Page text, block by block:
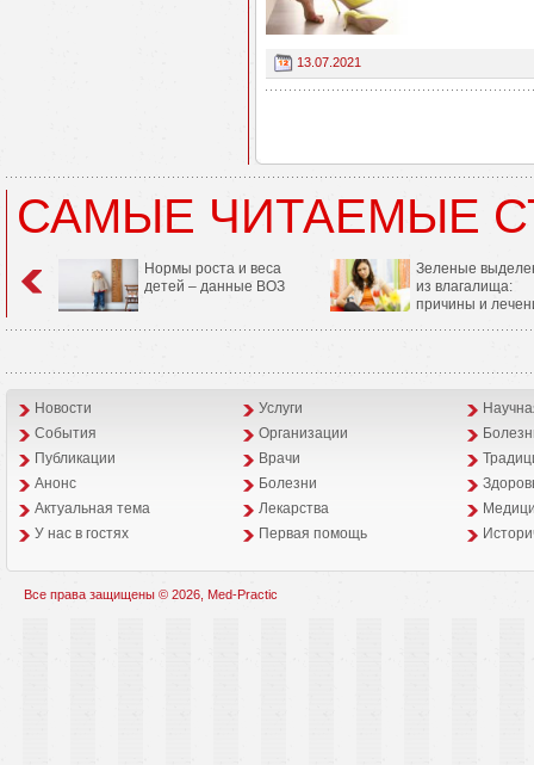
13.07.2021
САМЫЕ ЧИТАЕМЫЕ
Нормы роста и веса
детей – данные ВОЗ
Зеленые
из влагалища:
причины и
Новости Услуги
События
Организации
Публикации
Врачи
Анонс
Болезни
Aктуальная тема
Лекарства
У нас в гостях
Первая помощь
Все права защищены © 2026, Med-Practic